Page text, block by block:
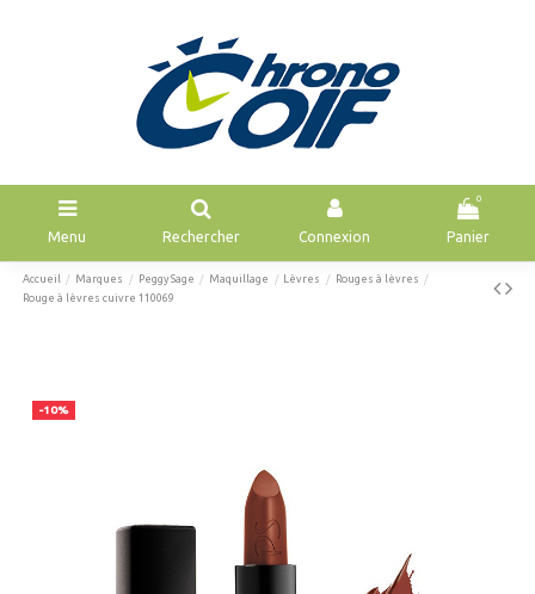
Menu Rechercher Connexion
0
Panier
Accueil Marques Peggy Sage Maquillage Lèvres
Rouges à lèvres
Rouge à lèvres cuivre 110069
-10%